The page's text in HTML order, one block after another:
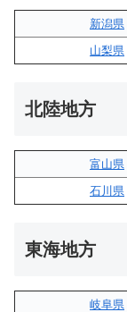
新潟県
山梨県
北陸地方
富山県
石川県
東海地方
岐阜県